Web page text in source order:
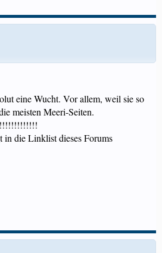
eine Wucht. Vor allem, weil sie so
meisten Meeri-Seiten.
in die Linklist dieses Forums